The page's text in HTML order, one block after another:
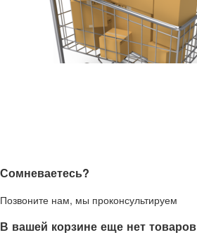
Сомневаетесь?
Позвоните нам, мы проконсультируем
В вашей корзине еще нет товаров